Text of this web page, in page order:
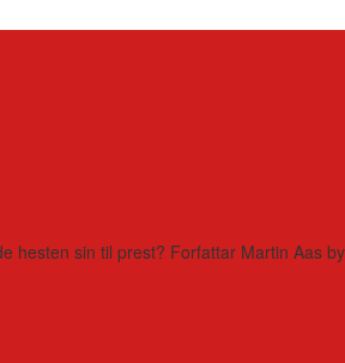
sin til prest? Forfattar Martin Aas